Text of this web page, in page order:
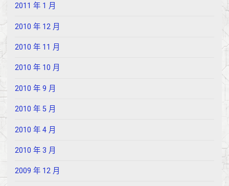
2011 年 1 月
2010 年 12 月
2010 年 11 月
2010 年 10 月
2010 年 9 月
2010 年 5 月
2010 年 4 月
2010 年 3 月
2009 年 12 月